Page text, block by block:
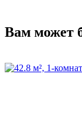
Вам может